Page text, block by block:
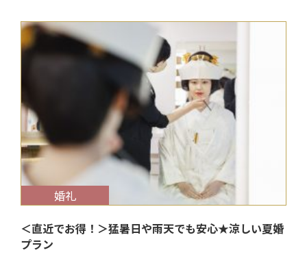
$target_date
婚礼
＜直近でお得！＞猛暑日や雨天でも安心★涼しい夏婚
プラン